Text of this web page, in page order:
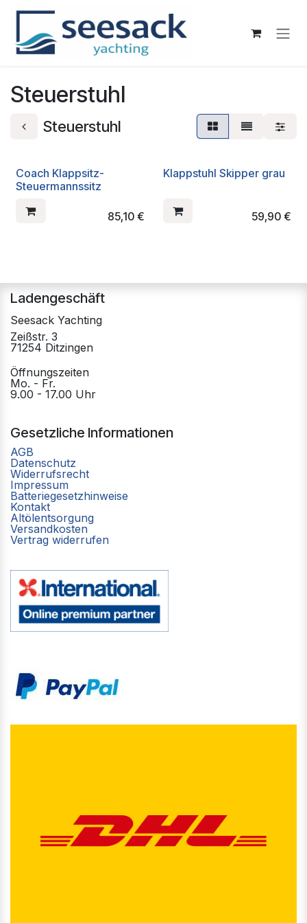
Zum Inhalt springen
Steuerstuhl
Steuerstuhl
Coach Klappsitz-
Steuermannssitz
85,10€
Klappstuhl Skipper grau
59,90 €
Ladengeschäft
Seesack Yachting
Zeißstr. 3
71254 Ditzingen
Öffnungszeiten
Mo. - Fr.
9.00 - 17.00 Uhr
Gesetzliche Informationen
AGB
Datenschutz
Widerrufsrecht
Impressum
Batteriegesetzhinweise
Kontakt
Altölentsorgung
Versandkosten
Vertrag widerrufen